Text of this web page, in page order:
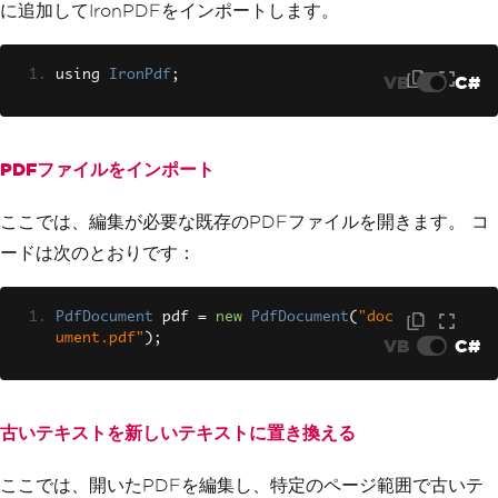
に追加してIronPDFをインポートします。
using IronPdf ; VB C#
PDFファイルをインポート
ここでは、編集が必要な既存のPDFファイルを開きます。 コ
ードは次のとおりです：
PdfDocument pdf = new PdfDocument( "doc
ument.pdf" ); VB C#
古いテキストを新しいテキストに置き換える
ここでは、開いたPDFを編集し、特定のページ範囲で古いテ